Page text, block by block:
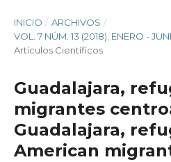
INICIO / ARCHIVOS /
VOL. 7 NÚM. 13 (2018): ENERO -
Artí­culos Científicos
Guadalajara,
migrantes
Guadalajara,
American